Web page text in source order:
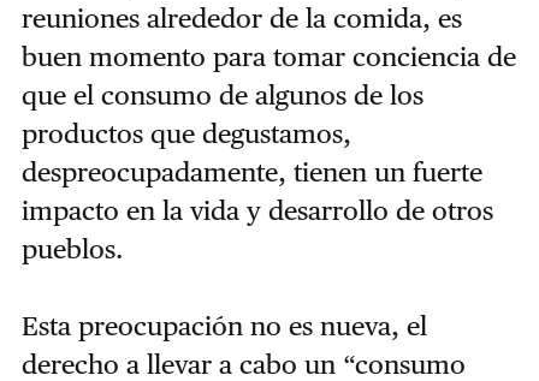
reuniones alrededor de la comida, es
buen momento para tomar conciencia de
que el consumo de algunos de los
productos que degustamos,
despreocupadamente, tienen un fuerte
impacto en la vida y desarrollo de otros
pueblos.
Esta preocupación no es nueva, el
derecho a llevar a cabo un “consumo